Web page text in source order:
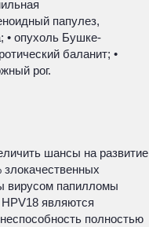
папулез,
• опухоль Бушке-
баланит; •
рог.
шансы на развитие
вирусом папилломы
являются
полностью